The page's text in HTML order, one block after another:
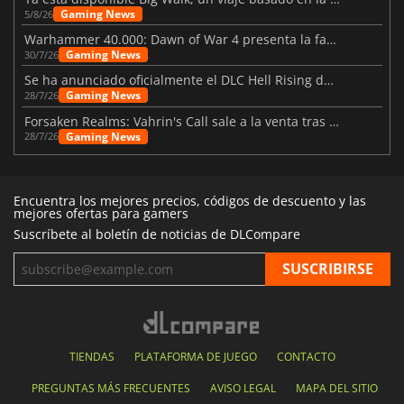
5/8/26 Gaming News
Warhammer 40.000: Dawn of War 4 presenta la facción de los Necrones
30/7/26 Gaming News
Se ha anunciado oficialmente el DLC Hell Rising de Nioh 3
28/7/26 Gaming News
Forsaken Realms: Vahrin's Call sale a la venta tras una década
28/7/26 Gaming News
Encuentra los mejores precios, códigos de descuento y las
mejores ofertas para gamers
Suscríbete al boletín de noticias de DLCompare
TIENDAS PLATAFORMA DE JUEGO CONTACTO
PREGUNTAS MÁS FRECUENTES AVISO LEGAL MAPA DEL SITIO